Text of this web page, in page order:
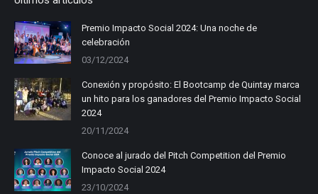
opens
in
new
window
opens
in
new
window
opens
in
new
window
Premio Impacto Social 2024: Una noche de
celebración
03/12/2024
Conexión y propósito: El Bootcamp de Quintay marca
un hito para los ganadores del Premio Impacto Social
2024
20/11/2024
Conoce al jurado del Pitch Competition del Premio
Impacto Social 2024
23/10/2024